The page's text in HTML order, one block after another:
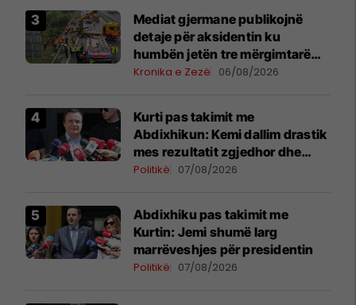
Mediat gjermane publikojnë
detaje për aksidentin ku
humbën jetën tre mërgimtarë
nga Komogllava e Ferizajt
Kronika e Zezë 06/08/2026
Kurti pas takimit me
Abdixhikun: Kemi dallim drastik
mes rezultatit zgjedhor dhe
kërkesave të LDK-së
Politikë 07/08/2026
Abdixhiku pas takimit me
Kurtin: Jemi shumë larg
marrëveshjes për presidentin
Politikë 07/08/2026